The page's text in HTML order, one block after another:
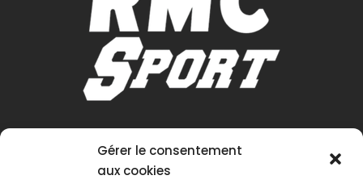
Gérer le consentement
aux cookies